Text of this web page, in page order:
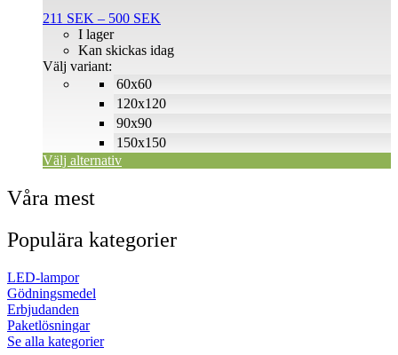
211 SEK – 500 SEK
till
60x60
120x120
90x90
150x150
I lager
Kan skickas idag
Välj variant:
Välj alternativ
varianter.
olika
alternativen
Våra mest
Populära kategorier
LED-lampor
Gödningsmedel
Erbjudanden
Paketlösningar
Se alla kategorier